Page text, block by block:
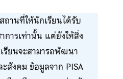
ถานที่ให้นักเรียนได้รับ
การเท่านั้น แต่ยังให้สิ่ง
ยนจะสามารถพัฒนา
สังคม ข้อมูลจาก PISA